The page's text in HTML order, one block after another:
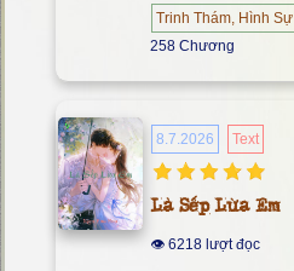
Trinh Thám, Hình Sự
258 Chương
8.7.2026 Text
Là Sếp Lừa Em
👁 6218 lượt đọc